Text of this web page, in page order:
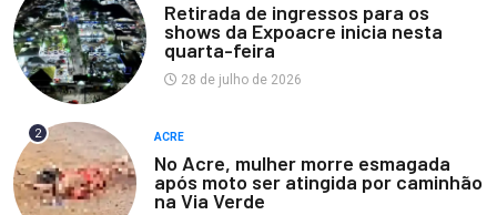
Retirada de ingressos para os
shows da Expoacre inicia nesta
quarta-feira
28 de julho de 2026
2 ACRE
No Acre, mulher morre esmagada
após moto ser atingida por caminhão
na Via Verde